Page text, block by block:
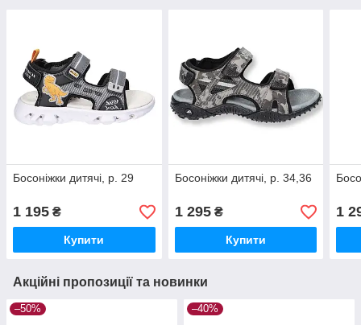
Босоніжки дитячі, р. 29
1 195 ₴
Купити
Босоніжки дитячі, р. 34,36
1 295₴
Купити
1
Акційні пропозиції та новинки
–50% –40%